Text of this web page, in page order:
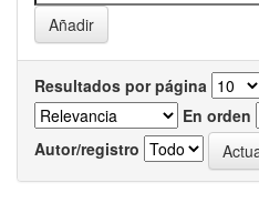
Resultados por página
En orden
Autor/registro